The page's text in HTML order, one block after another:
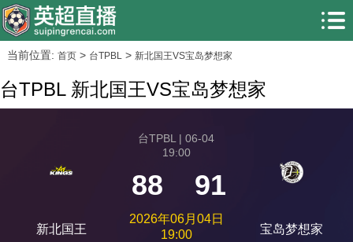
当前位置: 首页> 台TPBL > 新北国王VS宝岛梦想家
台TPBL 新北国王VS宝岛梦想家
新北国王
台TPBL | 06-04
19:00
88 91
2026年06月04日
19:00
宝岛梦想家